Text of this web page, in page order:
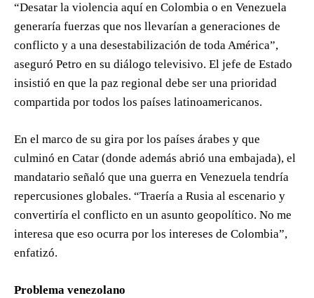
“Desatar la violencia aquí en Colombia o en Venezuela
generaría fuerzas que nos llevarían a generaciones de
conflicto y a una desestabilización de toda América”,
aseguró Petro en su diálogo televisivo. El jefe de Estado
insistió en que la paz regional debe ser una prioridad
compartida por todos los países latinoamericanos.
En el marco de su gira por los países árabes y que
culminó en Catar (donde además abrió una embajada), el
mandatario señaló que una guerra en Venezuela tendría
repercusiones globales. “Traería a Rusia al escenario y
convertiría el conflicto en un asunto geopolítico. No me
interesa que eso ocurra por los intereses de Colombia”,
enfatizó.
Problema venezolano